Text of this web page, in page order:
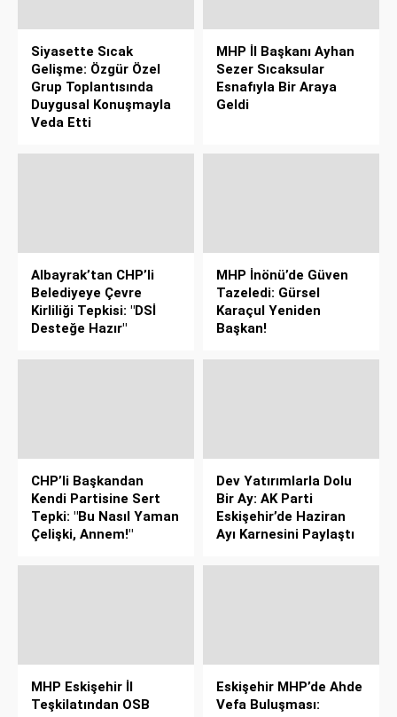
Siyasette Sıcak
Gelişme: Özgür Özel
Grup Toplantısında
Duygusal Konuşmayla
Veda Etti
MHP İl Başkanı Ayhan
Sezer Sıcaksular
Esnafıyla Bir Araya
Geldi
Albayrak’tan CHP’li
Belediyeye Çevre
Kirliliği Tepkisi: "DSİ
Desteğe Hazır"
MHP İnönü’de Güven
Tazeledi: Gürsel
Karaçul Yeniden
Başkan!
CHP’li Başkandan
Kendi Partisine Sert
Tepki: "Bu Nasıl Yaman
Çelişki, Annem!"
Dev Yatırımlarla Dolu
Bir Ay: AK Parti
Eskişehir’de Haziran
Ayı Karnesini Paylaştı
MHP Eskişehir İl
Teşkilatından OSB
Eskişehir MHP’de Ahde
Vefa Buluşması: